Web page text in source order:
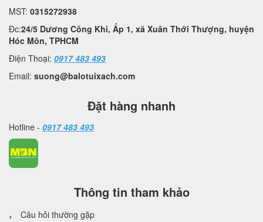
MST: 0315272938
Đc:24/5 Dương Công Khi, Ấp 1, xã Xuân Thới Thượng, huyện
Hóc Môn, TPHCM
Điện Thoại: 0917 483 493
Email: suong@balotuixach.com
Đặt hàng nhanh
Hotline - 0917 483 493
Thông tin tham khảo
Câu hỏi thường gặp